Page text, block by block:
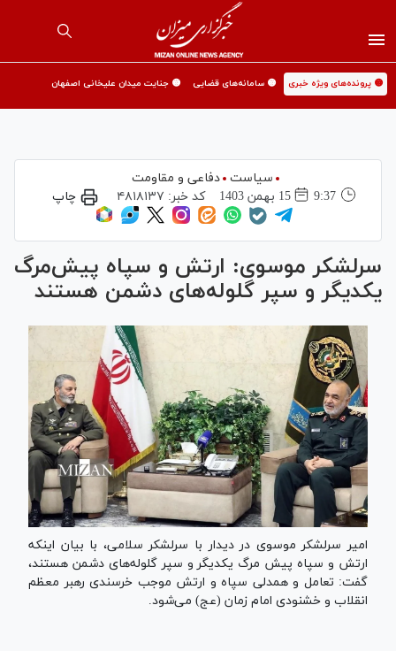
🟡 پرونده‌های ویژه خبری 🟡 سامانه‌های قضایی 🟡 جنایت میدان علیخانی اصفهان
سیاست
دفاعی و مقاومت
9:37
15 بهمن 1403 کد خبر: ۴۸۱۸۱۳۷ چاپ
سرلشکر موسوی: ارتش و سپاه پیش‌مرگ
یکدیگر و سپر گلوله‌های دشمن هستند
امیر سرلشکر موسوی در دیدار با سرلشکر سلامی، با بیان اینکه
ارتش و سپاه پیش مرگ یکدیگر و سپر گلوله‌های دشمن هستند،
گفت: تعامل و همدلی سپاه و ارتش موجب خرسندی رهبر معظم
انقلاب و خشنودی امام زمان (عج) می‌شود.